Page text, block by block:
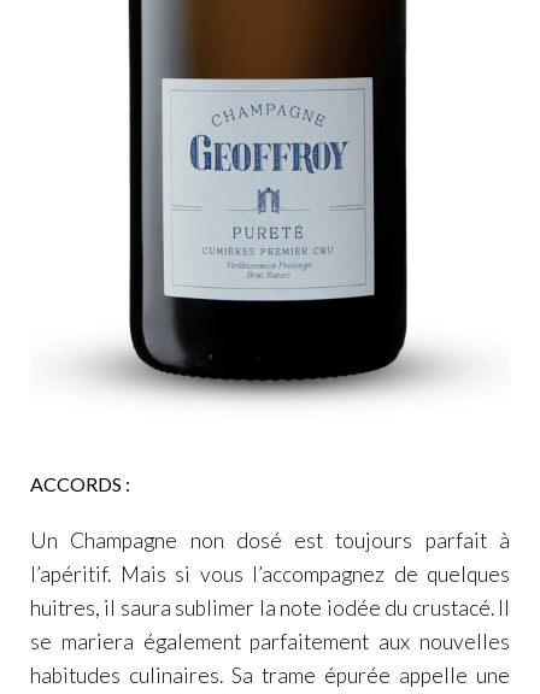
ACCORDS :
Un Champagne non dosé est toujours parfait à
l’apéritif. Mais si vous l’accompagnez de quelques
huitres, il saura sublimer la note iodée du crustacé. Il
se mariera également parfaitement aux nouvelles
habitudes culinaires. Sa trame épurée appelle une